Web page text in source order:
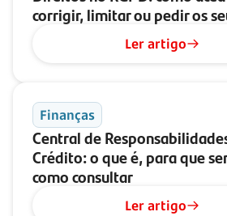
corrigir, limitar ou pedir os
Ler artigo
Finanças
Central de
Crédito: o que é, para que
como consultar
Ler artigo